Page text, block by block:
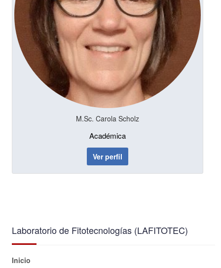
M.Sc. Carola Scholz
Académica
Ver perfil
Laboratorio de Fitotecnologías (LAFITOTEC)
Inicio